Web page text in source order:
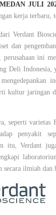
JULI
kerja terbaru,
Verdant
dan
ini
Deli Indonesia,
kultur jaringan
seperti
penyakit
itu, Verdant
secara ilmiah dan